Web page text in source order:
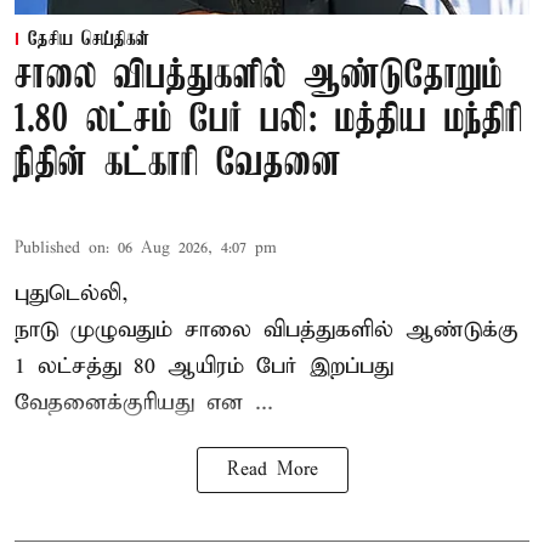
தேசிய செய்திகள்
சாலை விபத்துகளில் ஆண்டுதோறும்
1.80 லட்சம் பேர் பலி: மத்திய மந்திரி
நிதின் கட்காரி வேதனை
Published on: 06 Aug 2026, 4:07 pm
புதுடெல்லி,
நாடு முழுவதும் சாலை விபத்துகளில் ஆண்டுக்கு
1 லட்சத்து 80 ஆயிரம் பேர் இறப்பது
வேதனைக்குரியது என ...
Read More